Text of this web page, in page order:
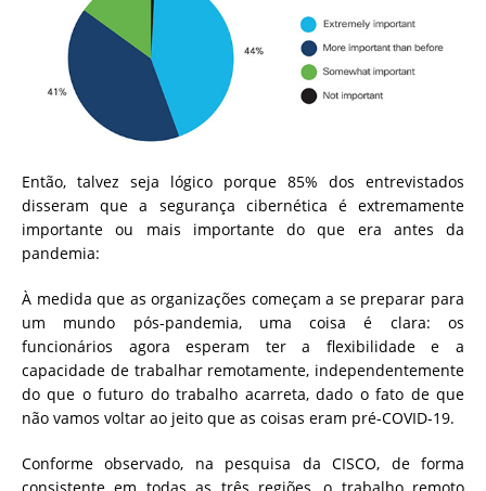
Então, talvez seja lógico porque 85% dos entrevistados
disseram que a segurança cibernética é extremamente
importante ou mais importante do que era antes da
pandemia:
À medida que as organizações começam a se preparar para
um mundo pós-pandemia, uma coisa é clara: os
funcionários agora esperam ter a flexibilidade e a
capacidade de trabalhar remotamente, independentemente
do que o futuro do trabalho acarreta, dado o fato de que
não vamos voltar ao jeito que as coisas eram pré-COVID-19.
Conforme observado, na pesquisa da CISCO, de forma